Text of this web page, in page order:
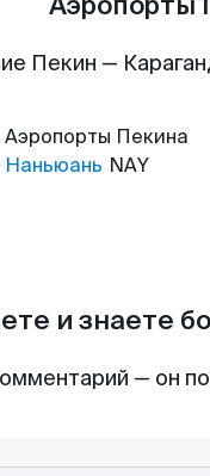
Пекин —
Аэропорты Пекина
Наньюань NAY
и знаете
— он